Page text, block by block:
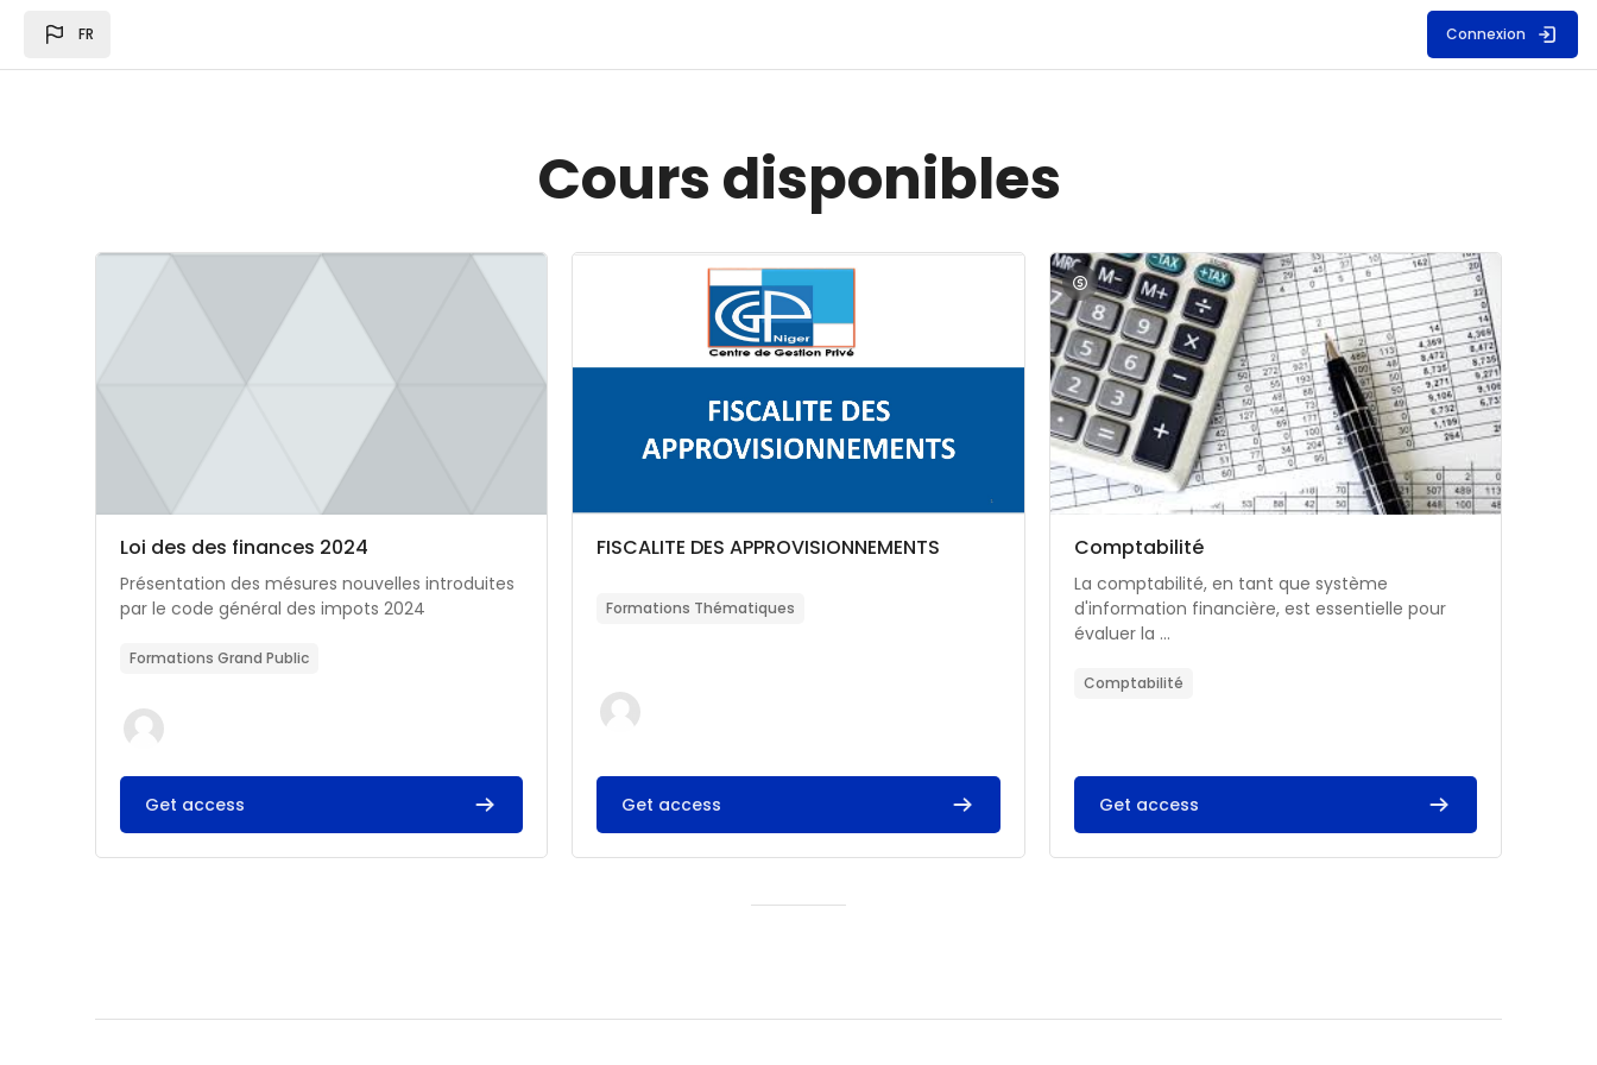
FR Connexion
Cours disponibles
Image du cours Loi des des finances 2024
Catégorie de cours
Nom du cours
Loi des des finances 2024
Résumé du cours :
Présentation des mésures nouvelles introduites
par le code général des impots 2024
Formations Grand Public
Get access
Image du cours FISCALITE DES APPROVISIONNEMENTS
Catégorie de cours
Nom du cours
FISCALITE DES APPROVISIONNEMENTS
Formations Thématiques
Get access
Image du cours Comptabilité
Catégorie de cours
Nom du cours
Comptabilité
Résumé du cours :
La comptabilité, en tant que système
d'information financière, est essentielle pour
évaluer la ...
Comptabilité
Get access